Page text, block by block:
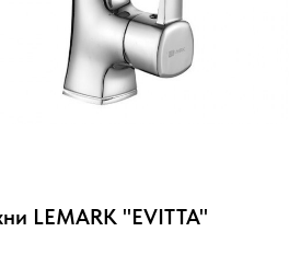
LEMARK "EVITTA"